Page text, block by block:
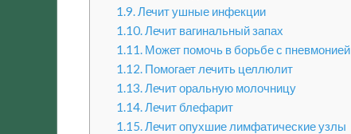
1.9.Лечит ушные инфекции
1.10.Лечит вагинальный запах
1.11.Может помочь в борьбе с пневмонией
1.12.Помогает лечить целлюлит
1.13.Лечит оральную молочницу
1.14.Лечит блефарит
1.15.Лечит опухшие лимфатические узлы